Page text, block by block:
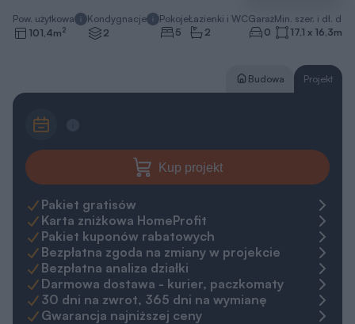
Pow. użytkowa
101,4m2
Kondygnacje
2
Pokoje
5
Łazienki i WC
2
Garaż
0
Min. szer. i dł.
17,1 x 16,3m
Budowa Projekt
Kup projekt
Pakiet gratisów
Karta zniżkowa HomeProfit
Pakiet kuponów rabatowych
Bezpłatna zgoda na zmiany w projekcie
Bezpłatna analiza działki
Darmowa dostawa - kurier, paczkomaty
30 dni na zwrot, 365 dni na wymianę
Gwarancja najniższej ceny